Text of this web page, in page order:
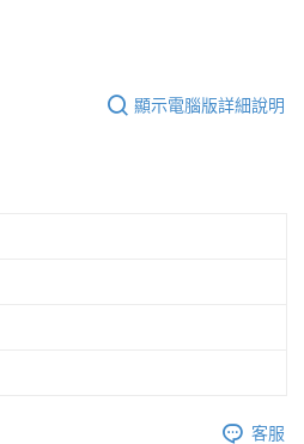
顯示電腦版詳細說明
客服